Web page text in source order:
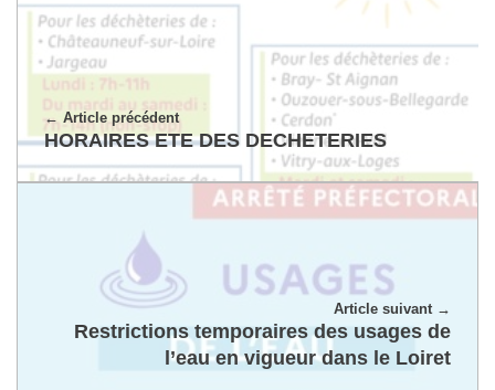
Article précédent
HORAIRES ETE DES DECHETERIES
Article suivant
Restrictions temporaires des usages de
l’eau en vigueur dans le Loiret